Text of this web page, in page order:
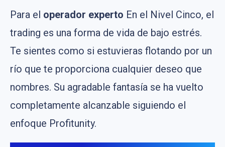
Para el operador experto En el Nivel Cinco, el
trading es una forma de vida de bajo estrés.
Te sientes como si estuvieras flotando por un
río que te proporciona cualquier deseo que
nombres. Su agradable fantasía se ha vuelto
completamente alcanzable siguiendo el
enfoque Profitunity.